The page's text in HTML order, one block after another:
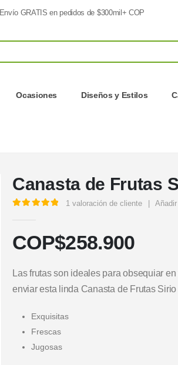
Envío GRATIS en pedidos de $300mil+ COP
Ocasiones Diseños y Estilos
Canasta de Frutas
1 valoración de cliente
COP$258.900
Las frutas son ideales para obsequiar
enviar esta linda Canasta de Frutas
Exquisitas
Frescas
Jugosas